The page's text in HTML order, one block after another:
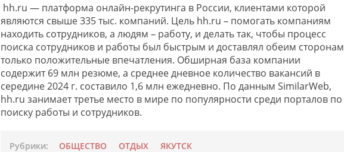
hh.ru — платформа онлайн-рекрутинга в России, клиентами которой
являются свыше 335 тыс. компаний. Цель hh.ru – помогать компаниям
находить сотрудников, а людям – работу, и делать так, чтобы процесс
поиска сотрудников и работы был быстрым и доставлял обеим сторонам
только положительные впечатления. Обширная база компании
содержит 69 млн резюме, а среднее дневное количество вакансий в
середине 2024 г. составило 1,6 млн ежедневно. По данным SimilarWeb,
hh.ru занимает третье место в мире по популярности среди порталов по
поиску работы и сотрудников.
Рубрики: ОБЩЕСТВО ОТДЫХ ЯКУТСК